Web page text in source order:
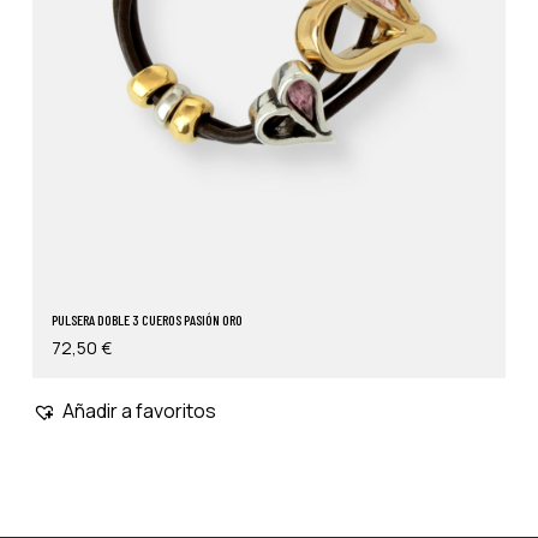
PULSERA DOBLE 3 CUEROS PASIÓN ORO
72,50 €
Añadir a favoritos